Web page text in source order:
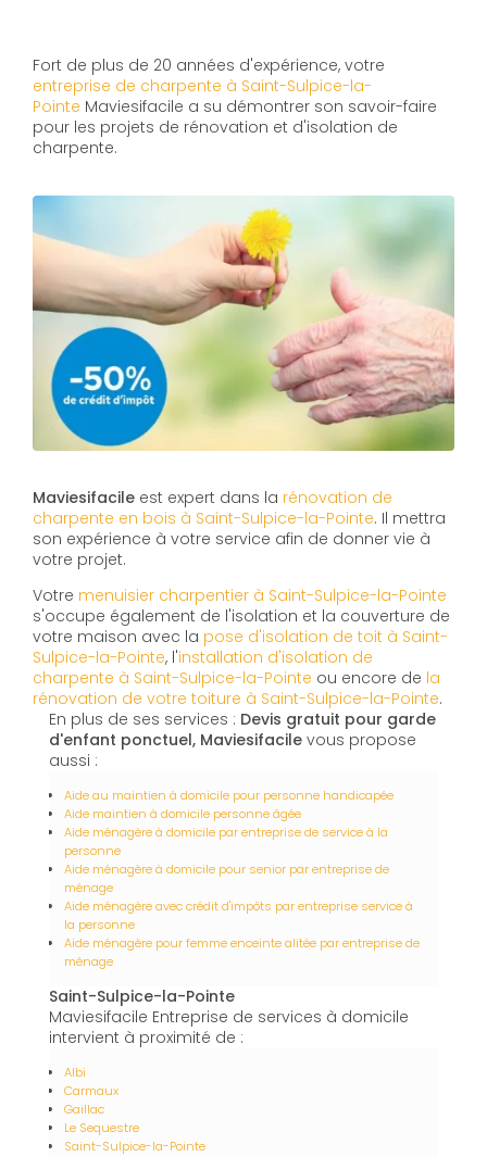
Fort de plus de 20 années d'expérience, votre
entreprise de charpente à Saint-Sulpice-la-
Pointe Maviesifacile a su démontrer son savoir-faire
pour les projets de rénovation et d'isolation de
charpente.
Maviesifacile est expert dans la rénovation de
charpente en bois à Saint-Sulpice-la-Pointe. Il mettra
son expérience à votre service afin de donner vie à
votre projet.
Votre menuisier charpentier à Saint-Sulpice-la-Pointe
s'occupe également de l'isolation et la couverture de
votre maison avec la pose d'isolation de toit à Saint-
Sulpice-la-Pointe, l'installation d'isolation de
charpente à Saint-Sulpice-la-Pointe ou encore de la
rénovation de votre toiture à Saint-Sulpice-la-Pointe.
En plus de ses services : Devis gratuit pour garde
d'enfant ponctuel, Maviesifacile vous propose
aussi :
Aide au maintien à domicile pour personne handicapée
Aide maintien à domicile personne âgée
Aide ménagère à domicile par entreprise de service à la
personne
Aide ménagère à domicile pour senior par entreprise de
ménage
Aide ménagère avec crédit d'impôts par entreprise service à
la personne
Aide ménagère pour femme enceinte alitée par entreprise de
ménage
Saint-Sulpice-la-Pointe
Maviesifacile Entreprise de services à domicile
intervient à proximité de :
Albi
Carmaux
Gaillac
Le Sequestre
Saint-Sulpice-la-Pointe